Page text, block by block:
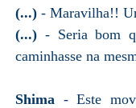
(...) - Maravilha!!
(...)- Seria bom
caminhasse na
Shima - Este